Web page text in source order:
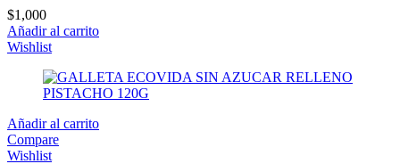
$1,000
Añadir al carrito
Wishlist
Añadir al carrito
Compare
Wishlist